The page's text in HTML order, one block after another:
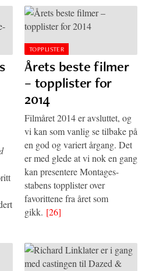
TOPPLISTER
Årets beste filmer
– topplister for
2014
Filmåret 2014 er avsluttet, og
vi kan som vanlig se tilbake på
en god og variert årgang. Det
er med glede at vi nok en gang
kan presentere Montages-
stabens topplister over
favorittene fra året som
gikk. [26]